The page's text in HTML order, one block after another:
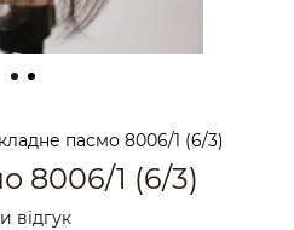
пасмо 8006/1 (6/3)
8006/1 (6/3)
відгук